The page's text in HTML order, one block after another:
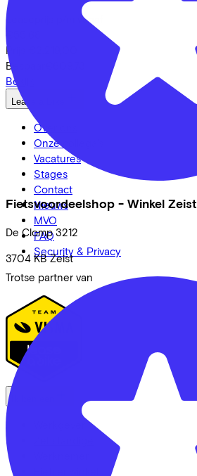
Fietsvoordeelshop - Winkel Zeist
De Clomp 3212
3704 KB Zeist
Leaseprijs p/m vanaf
€55,68
Prijs
Bespaar
Bekijk
Lease a Bike
Over ons
Onze collega's
Vacatures
Stages
Contact
Nieuws
MVO
FAQ
Security & Privacy
Trotse partner van